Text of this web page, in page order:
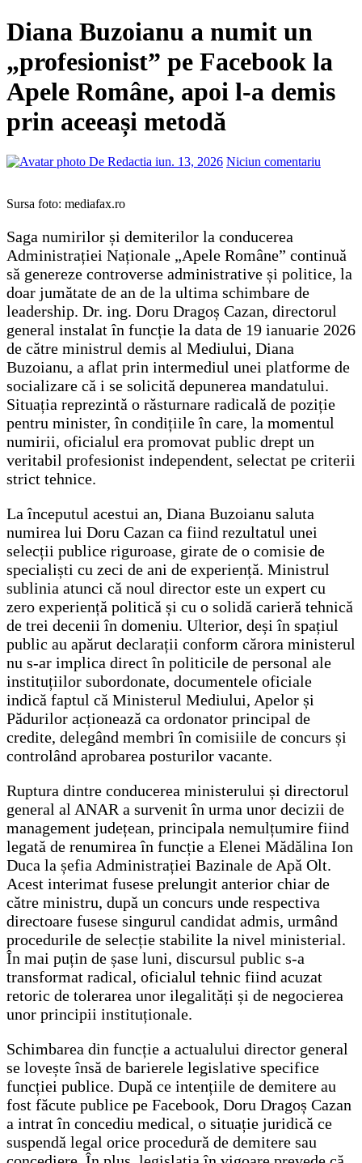
Diana Buzoianu a numit un
„profesionist” pe Facebook la
Apele Române, apoi l-a demis
prin aceeași metodă
De Redactia iun. 13, 2026 Niciun comentariu
Sursa foto: mediafax.ro
Saga numirilor și demiterilor la conducerea
Administrației Naționale „Apele Române” continuă
să genereze controverse administrative și politice, la
doar jumătate de an de la ultima schimbare de
leadership. Dr. ing. Doru Dragoș Cazan, directorul
general instalat în funcție la data de 19 ianuarie 2026
de către ministrul demis al Mediului, Diana
Buzoianu, a aflat prin intermediul unei platforme de
socializare că i se solicită depunerea mandatului.
Situația reprezintă o răsturnare radicală de poziție
pentru minister, în condițiile în care, la momentul
numirii, oficialul era promovat public drept un
veritabil profesionist independent, selectat pe criterii
strict tehnice.
La începutul acestui an, Diana Buzoianu saluta
numirea lui Doru Cazan ca fiind rezultatul unei
selecții publice riguroase, girate de o comisie de
specialiști cu zeci de ani de experiență. Ministrul
sublinia atunci că noul director este un expert cu
zero experiență politică și cu o solidă carieră tehnică
de trei decenii în domeniu. Ulterior, deși în spațiul
public au apărut declarații conform cărora ministerul
nu s-ar implica direct în politicile de personal ale
instituțiilor subordonate, documentele oficiale
indică faptul că Ministerul Mediului, Apelor și
Pădurilor acționează ca ordonator principal de
credite, delegând membri în comisiile de concurs și
controlând aprobarea posturilor vacante.
Ruptura dintre conducerea ministerului și directorul
general al ANAR a survenit în urma unor decizii de
management județean, principala nemulțumire fiind
legată de renumirea în funcție a Elenei Mădălina Ion
Duca la șefia Administrației Bazinale de Apă Olt.
Acest interimat fusese prelungit anterior chiar de
către ministru, după un concurs unde respectiva
directoare fusese singurul candidat admis, urmând
procedurile de selecție stabilite la nivel ministerial.
În mai puțin de șase luni, discursul public s-a
transformat radical, oficialul tehnic fiind acuzat
retoric de tolerarea unor ilegalități și de negocierea
unor principii instituționale.
Schimbarea din funcție a actualului director general
se lovește însă de barierele legislative specifice
funcției publice. După ce intențiile de demitere au
fost făcute publice pe Facebook, Doru Dragoș Cazan
a intrat în concediu medical, o situație juridică ce
suspendă legal orice procedură de demitere sau